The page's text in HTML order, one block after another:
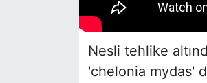
Nesli tehlike
'chelonia mydas'